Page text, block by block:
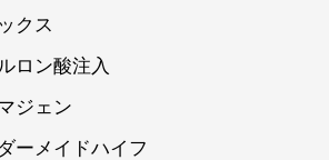
クス
ロン酸注入
ジェン
ーメイドハイフ